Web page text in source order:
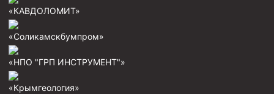
Краны шаровые и пробковые
Скребки корончатые СК и тросовые СТ
Центраторы колонные
«КАВДОЛОМИТ»
«Соликамскбумпром»
«НПО "ГРП ИНСТРУМЕНТ"»
«Крымгеология»